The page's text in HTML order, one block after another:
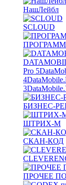
НашЛейбл
SCLOUD
Pro 5
4
3
БИЗНЕС-
ШТРИХ-М
СКАН-КОД
ПРОЧЕЕ ПО